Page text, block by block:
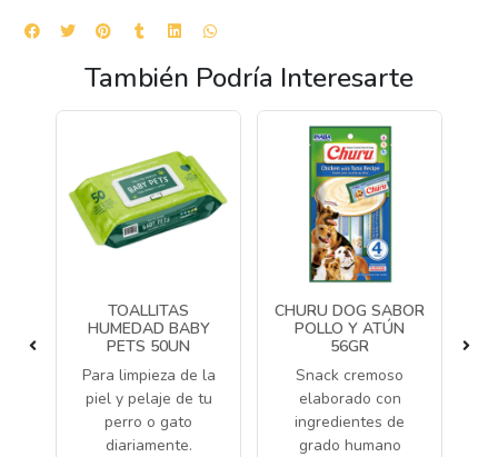
También Podría Interesarte
TOALLITAS
HUMEDAD BABY
PETS 50UN
Para limpieza de la
piel y pelaje de tu
perro o gato
diariamente.
CHURU DOG SABOR
POLLO Y ATÚN
56GR
Snack cremoso
elaborado con
ingredientes de
grado humano